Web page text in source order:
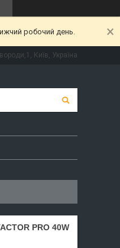
робочий день.
Київ, Україна
PRO 40W